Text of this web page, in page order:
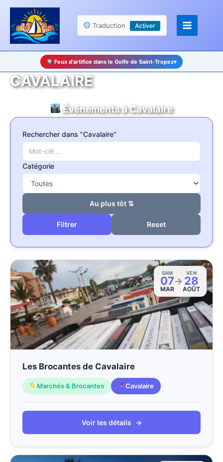
Panneau de gestion des cookies
Aller
contenu
Traduction Activer
Feux d’artifice dans le Golfe de Saint-Tropez▾
CAVALAIRE
Événements à Cavalaire
Rechercher dans "Cavalaire"
Catégorie
Au plus tôt ⇅
Reset
SAM
07
MAR
→
VEN
28
AOÛT
Les Brocantes de Cavalaire
Marchés & Brocantes Cavalaire
Voir les détails →